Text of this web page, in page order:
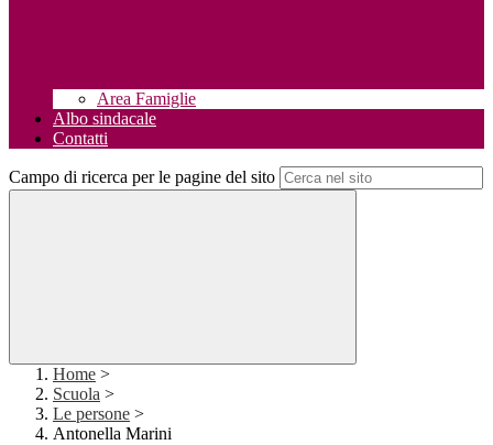
Area Famiglie
Albo sindacale
Contatti
Campo di ricerca per le pagine del sito
Home >
Scuola >
Le persone >
Antonella Marini